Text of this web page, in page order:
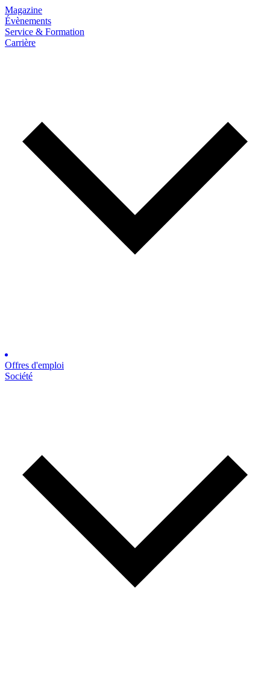
Magazine
Évènements
Service & Formation
Carrière
Offres d'emploi
Société